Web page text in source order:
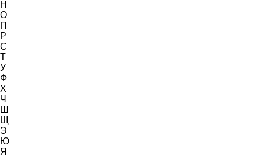
Н
О
П
Р
С
Т
У
Ф
Х
Ч
Ш
Щ
Э
Ю
Я